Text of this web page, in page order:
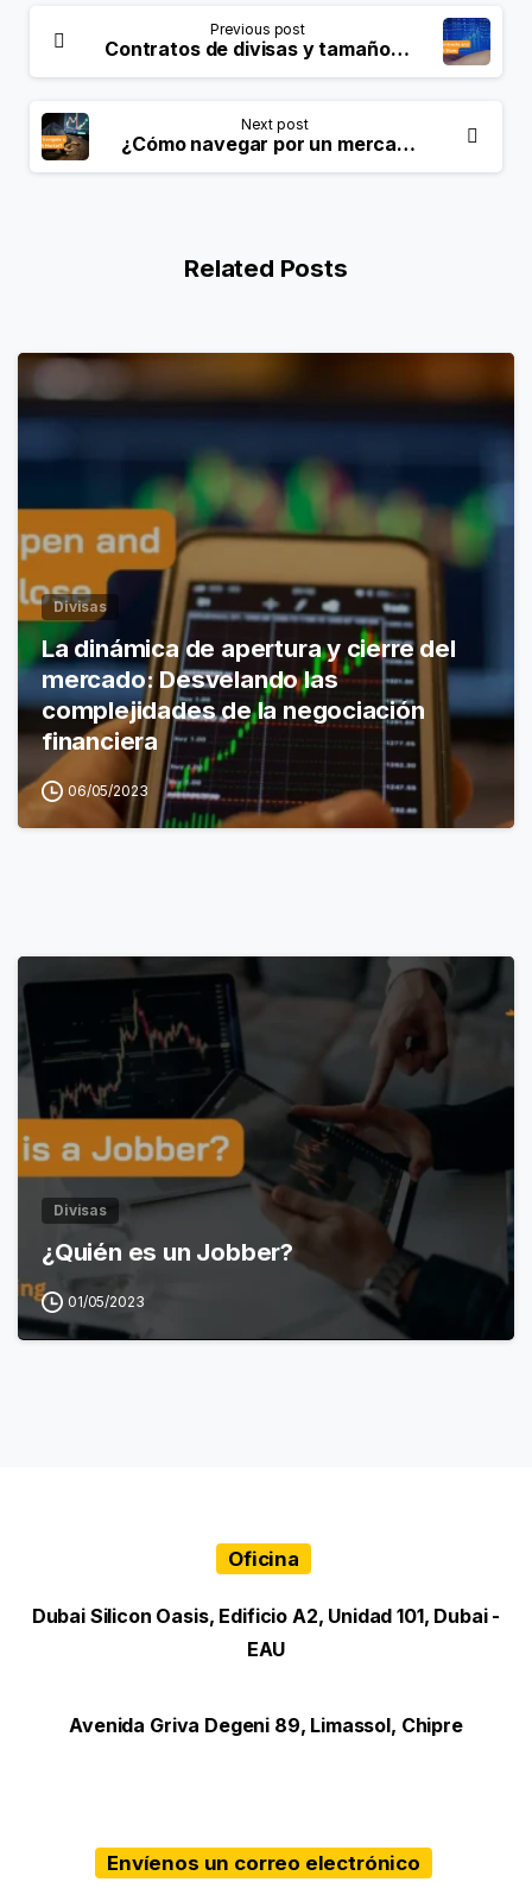
Previous post
Contratos de divisas y tamaños de contrato
Next post
¿Cómo navegar por un mercado alcista?
Related Posts
Divisas
La dinámica de apertura y cierre del
mercado: Desvelando las
complejidades de la negociación
financiera
06/05/2023
Divisas
¿Quién es un Jobber?
01/05/2023
Oficina
Dubai Silicon Oasis, Edificio A2, Unidad 101, Dubai -
EAU
Avenida Griva Degeni 89, Limassol, Chipre
Envíenos un correo electrónico